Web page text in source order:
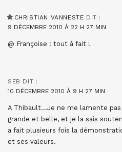
CHRISTIAN VANNESTE DIT :
9 DÉCEMBRE 2010 À 22 H 27 MIN
@ Françoise : tout à fait !
SEB DIT :
10 DÉCEMBRE 2010 À 9 H 27 MIN
A Thibault…Je ne me lamente
grande et belle, et je la sais
a fait plusieurs fois la
et ses valeurs.